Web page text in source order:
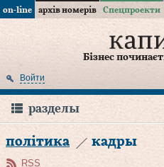
on-line архів номерів Спецпроекти
Бізнес
Войти
разделы
політика кадры
RSS